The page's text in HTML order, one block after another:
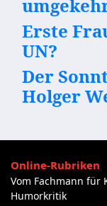
Erste
UN?
Der
Holger
Online-Rubriken
Vom Fachmann für
Humorkritik